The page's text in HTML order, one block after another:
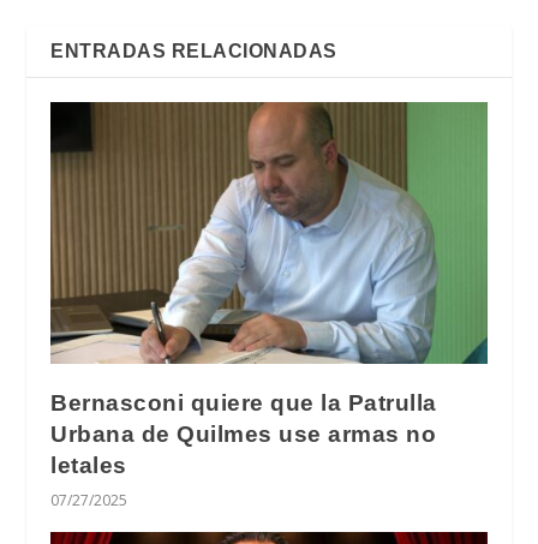
ENTRADAS RELACIONADAS
Bernasconi quiere que la Patrulla
Urbana de Quilmes use armas no
letales
07/27/2025